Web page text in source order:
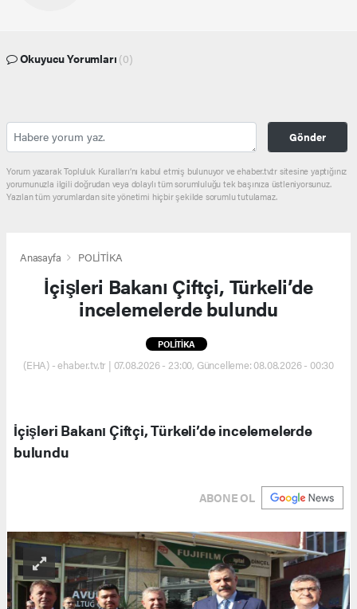
Okuyucu Yorumları (0)
Gönder
Yorum yazarak Topluluk Kuralları’nı kabul etmiş bulunuyor ve ehaber.tv.tr sitesine yaptığınız
yorumunuzla ilgili doğrudan veya dolaylı tüm sorumluluğu tek başınıza üstleniyorsunuz.
Yazılan tüm yorumlardan site yönetimi hiçbir şekilde sorumlu tutulamaz.
Anasayfa POLİTİKA
İçişleri Bakanı Çiftçi, Türkeli’de
incelemelerde bulundu
POLİTİKA
(EHA) - ehaber.tv.tr | 07.08.2026 - 23:00, Güncelleme: 08.08.2026 - 00:30
İçişleri Bakanı Çiftçi, Türkeli’de incelemelerde
bulundu
ABONE OL